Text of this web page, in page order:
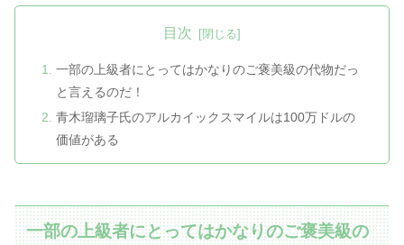
目次
一部の上級者にとってはかなりのご褒美級の代物だっ
と言えるのだ！
青木瑠璃子氏のアルカイックスマイルは100万ドルの
価値がある
一部の上級者にとってはかなりのご褒美級の